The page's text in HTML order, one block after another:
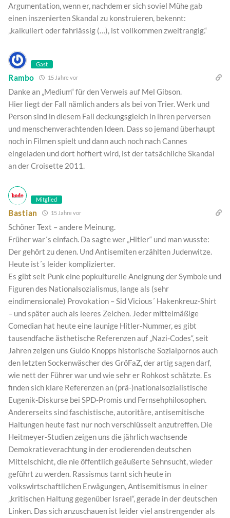
Argumentation, wenn er, nachdem er sich soviel Mühe gab
einen inszenierten Skandal zu konstruieren, bekennt:
„kalkuliert oder fahrlässig (…), ist vollkommen zweitrangig.“
Gast
Rambo 15 Jahre vor
Danke an „Medium“ für den Verweis auf Mel Gibson.
Hier liegt der Fall nämlich anders als bei von Trier. Werk und
Person sind in diesem Fall deckungsgleich in ihren perversen
und menschenverachtenden Ideen. Dass so jemand überhaupt
noch in Filmen spielt und dann auch noch nach Cannes
eingeladen und dort hoffiert wird, ist der tatsächliche Skandal
an der Croisette 2011.
Mitglied
Bastian 15 Jahre vor
Schöner Text – andere Meinung.
Früher war´s einfach. Da sagte wer „Hitler“ und man wusste:
Der gehört zu denen. Und Antisemiten erzählten Judenwitze.
Heute ist´s leider komplizierter.
Es gibt seit Punk eine popkulturelle Aneignung der Symbole und
Figuren des Nationalsozialismus, lange als (sehr
eindimensionale) Provokation – Sid Vicious´ Hakenkreuz-Shirt
– und später auch als leeres Zeichen. Jeder mittelmäßige
Comedian hat heute eine launige Hitler-Nummer, es gibt
tausendfache ästhetische Referenzen auf „Nazi-Codes“, seit
Jahren zeigen uns Guido Knopps historische Sozialpornos auch
den letzten Sockenwäscher des GröFaZ, der artig sagen darf,
wie nett der Führer war und wie sehr er Rohkost schätzte. Es
finden sich klare Referenzen an (prä-)nationalsozialistische
Eugenik-Diskurse bei SPD-Promis und Fernsehphilosophen.
Andererseits sind faschistische, autoritäre, antisemitische
Haltungen heute fast nur noch verschlüsselt anzutreffen. Die
Heitmeyer-Studien zeigen uns die jährlich wachsende
Demokratieverachtung in der erodierenden deutschen
Mittelschicht, die nie öffentlich geäußerte Sehnsucht, wieder
geführt zu werden. Rassismus tarnt sich heute in
volkswirtschaftlichen Erwägungen, Antisemitismus in einer
„kritischen Haltung gegenüber Israel“, gerade in der deutschen
Linken. Das sich anzuschauen ist leider viel anstrengender als